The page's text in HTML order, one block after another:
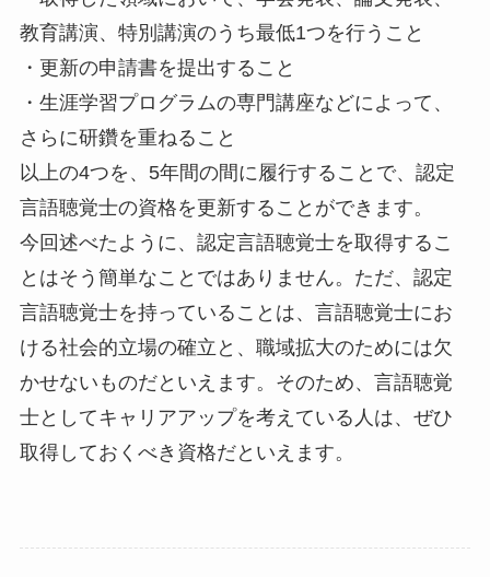
教育講演、特別講演のうち最低1つを行うこと
・更新の申請書を提出すること
・生涯学習プログラムの専門講座などによって、
さらに研鑽を重ねること
以上の4つを、5年間の間に履行することで、認定
言語聴覚士の資格を更新することができます。
今回述べたように、認定言語聴覚士を取得するこ
とはそう簡単なことではありません。ただ、認定
言語聴覚士を持っていることは、言語聴覚士にお
ける社会的立場の確立と、職域拡大のためには欠
かせないものだといえます。そのため、言語聴覚
士としてキャリアアップを考えている人は、ぜひ
取得しておくべき資格だといえます。